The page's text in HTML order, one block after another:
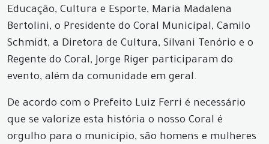
Educação, Cultura e Esporte, Maria Madalena
Bertolini, o Presidente do Coral Municipal, Camilo
Schmidt, a Diretora de Cultura, Silvani Tenório e o
Regente do Coral, Jorge Riger participaram do
evento, além da comunidade em geral.
De acordo com o Prefeito Luiz Ferri é necessário
que se valorize esta história o nosso Coral é
orgulho para o município, são homens e mulheres